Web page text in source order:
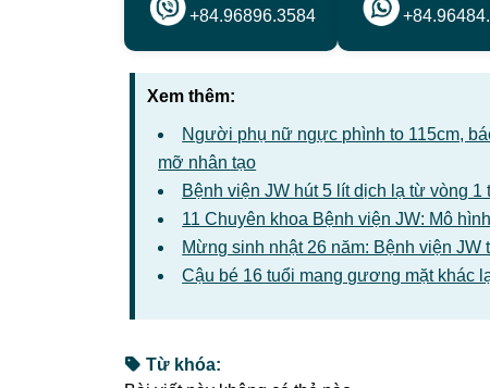
+84.96896.3584
Xem thêm:
Người phụ nữ ngực phình to 115cm,
mỡ nhân tạo
Bệnh viện JW hút 5 lít dịch lạ từ vòng
11 Chuyên khoa Bệnh viện JW: Mô
Mừng sinh nhật 26 năm: Bệnh viện JW
Cậu bé 16 tuổi mang gương mặt khác
Từ khóa: